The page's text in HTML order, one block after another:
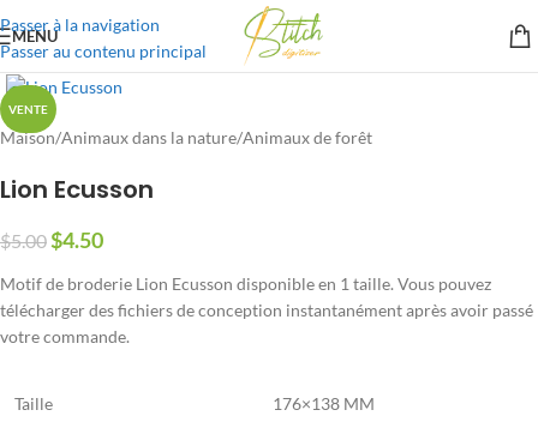
Passer à la navigation
Passer au contenu principal
MENU
VENTE
Maison/Animaux dans la nature/Animaux de forêt
Lion Ecusson
$5.00$4.50
Motif de broderie Lion Ecusson disponible en 1 taille. Vous pouvez
télécharger des fichiers de conception instantanément après avoir passé
votre commande.
Taille 176×138 MM